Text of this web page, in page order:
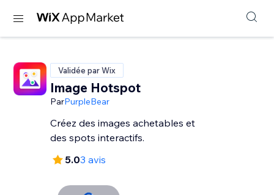
Validée par Wix
Image Hotspot
ParPurpleBear
Créez des images achetables et
des spots interactifs.
5.03 avis